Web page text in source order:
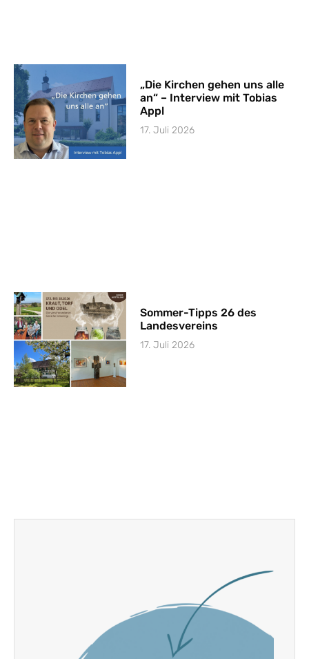
„Die Kirchen gehen uns alle
an“ – Interview mit Tobias
Appl
17. Juli 2026
Sommer-Tipps 26 des
Landesvereins
17. Juli 2026